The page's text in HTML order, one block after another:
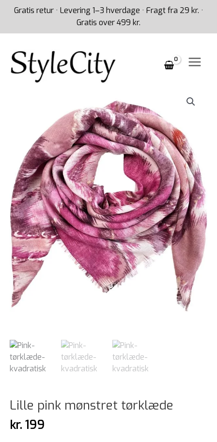
Gratis retur · Levering 1–3 hverdage · Fragt fra 29 kr. ·
Gratis over 499 kr.
Lille pink mønstret tørklæde
kr. 199